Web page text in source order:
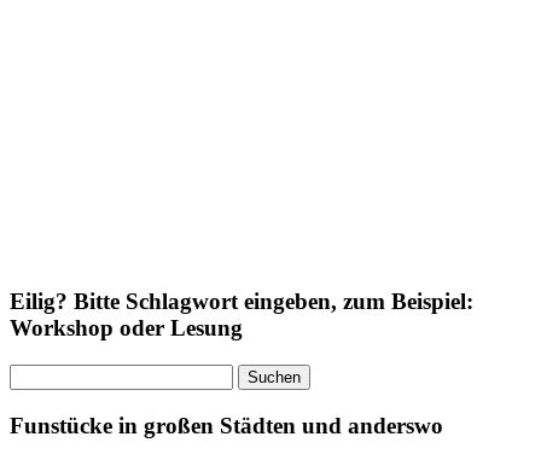
Eilig? Bitte Schlagwort eingeben, zum Beispiel:
Workshop oder Lesung
nach:
Funstücke in großen Städten und anderswo